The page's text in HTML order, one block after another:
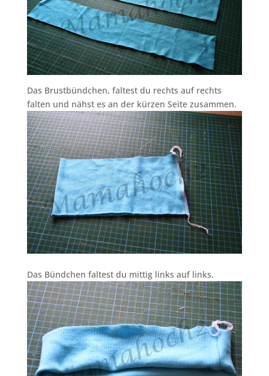
Das Brustbündchen, faltest du rechts auf rechts
falten und nähst es an der kürzen Seite zusammen.
Das Bündchen faltest du mittig links auf links.